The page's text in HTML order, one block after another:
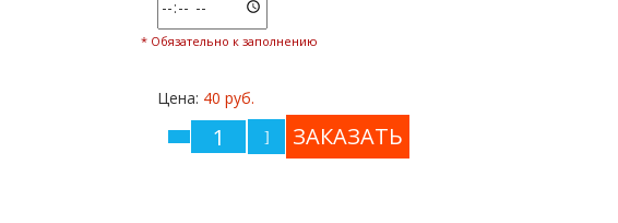
* Обязательно к заполнению
Цена: 40 руб.